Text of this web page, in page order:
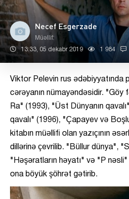
Necef Esgerzade
Müəllif:
13:33, 05 dekabr 2019 1 984
Viktor Pelevin rus ədəbiyyatında
cərəyanın nümayəndəsidir. "Göy
Ra" (1993), "Üst Dünyanın
qavalı" (1996), "Çapayev və
kitabın müəllifi olan yazıçının
dillərinə çevrilib. "Büllur dünya",
"Həşəratların həyatı" və "P
ona böyük şöhrət gətirib.